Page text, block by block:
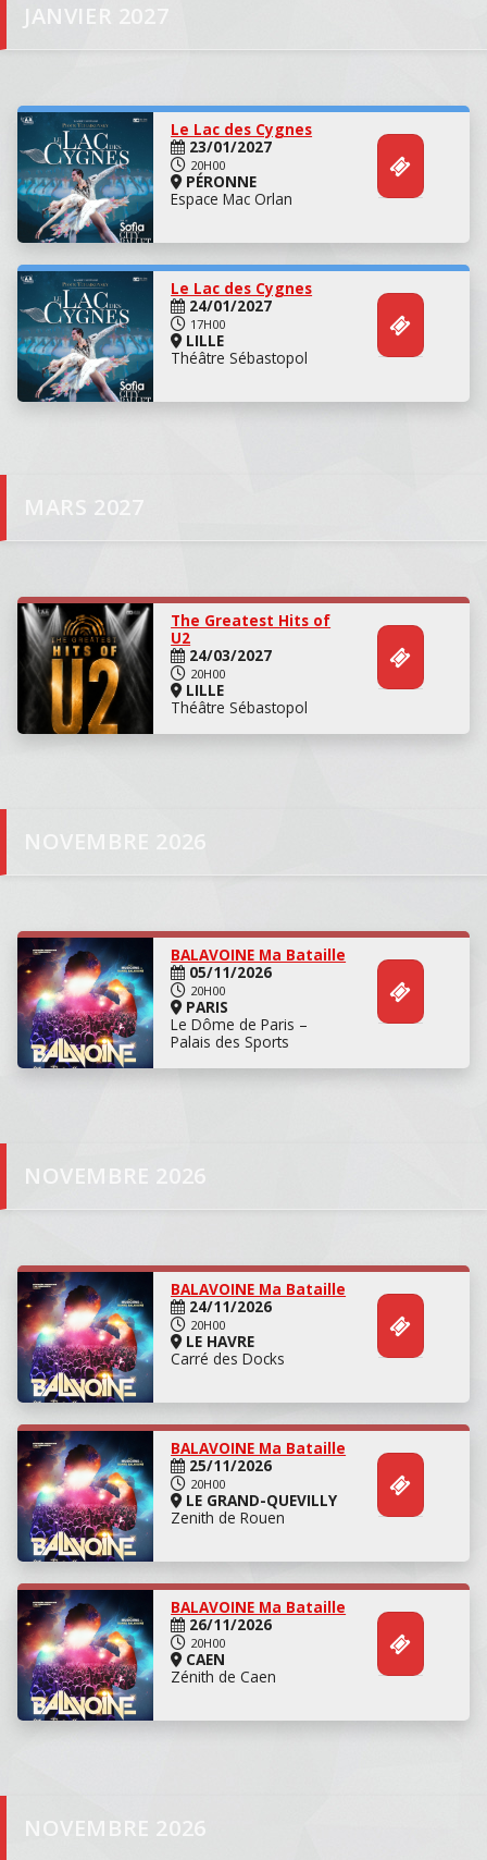
JANVIER 2027
Le Lac des Cygnes
23/01/2027
20H00
PÉRONNE
Espace Mac Orlan
Le Lac des Cygnes
24/01/2027
17H00
LILLE
Théâtre Sébastopol
MARS 2027
Concert
The Greatest Hits of
U2
24/03/2027
20H00
LILLE
Théâtre Sébastopol
NOVEMBRE 2026
BALAVOINE Ma Bataille
05/11/2026
20H00
PARIS
Le Dôme de Paris –
Palais des Sports
NOVEMBRE 2026
BALAVOINE Ma Bataille
24/11/2026
20H00
LE HAVRE
Carré des Docks
Concert
BALAVOINE Ma Bataille
25/11/2026
20H00
LE GRAND-QUEVILLY
Zenith de Rouen
BALAVOINE Ma Bataille
26/11/2026
20H00
CAEN
Zénith de Caen
NOVEMBRE 2026
Concert